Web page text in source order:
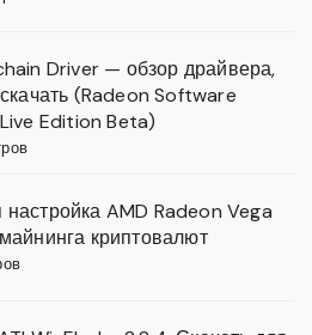
Driver — обзор драйвера,
(Radeon Software
Edition Beta)
AMD Radeon Vega
криптовалют